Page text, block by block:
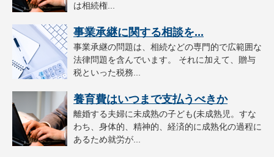
は相続権...
事業承継に関する相談を...
事業承継の問題は、相続などの専門的で広範囲な
法律問題を含んでいます。 それに加えて、贈与
税といった税務...
養育費はいつまで支払うべきか
離婚する夫婦に未成熟の子ども(未成熟児。すな
わち、身体的、精神的、経済的に成熟化の過程に
あるため就労が...